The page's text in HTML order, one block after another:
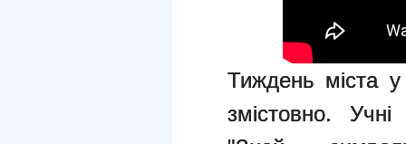
Тиждень міста
змістовно.